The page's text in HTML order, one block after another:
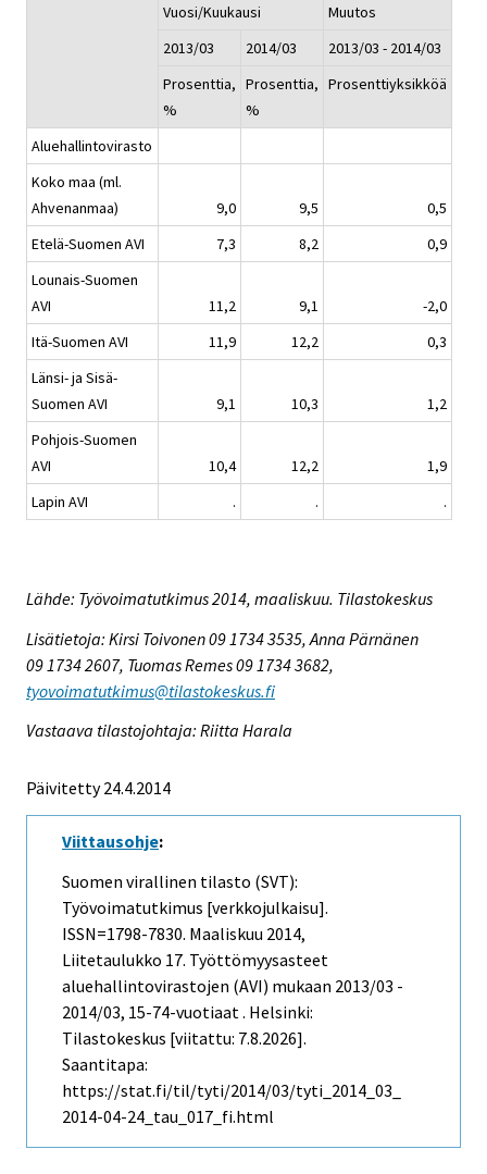
Vuosi/Kuukausi
Muutos
2013/03
2014/03
2013/03 - 2014/03
Prosenttia,
%
Prosenttia,
%
Prosenttiyksikköä
Aluehallintovirasto
Koko maa (ml.
Ahvenanmaa)
9,0 9,5
0,5
Etelä-Suomen AVI
7,3 8,2
0,9
Lounais-Suomen
AVI
11,2 9,1
-2,0
Itä-Suomen AVI
11,9 12,2
0,3
Länsi- ja Sisä-
Suomen AVI
9,1 10,3
1,2
Pohjois-Suomen
AVI
10,4 12,2
1,9
Lapin AVI
. . .
Lähde: Työvoimatutkimus 2014, maaliskuu. Tilastokeskus
Lisätietoja: Kirsi Toivonen 09 1734 3535, Anna Pärnänen
09 1734 2607, Tuomas Remes 09 1734 3682,
tyovoimatutkimus@tilastokeskus.fi
Vastaava tilastojohtaja: Riitta Harala
Päivitetty 24.4.2014
Viittausohje:
Suomen virallinen tilasto (SVT):
Työvoimatutkimus [verkkojulkaisu].
ISSN=1798-7830. Maaliskuu 2014,
Liitetaulukko 17. Työttömyysasteet
aluehallintovirastojen (AVI) mukaan 2013/03 -
2014/03, 15-74-vuotiaat . Helsinki:
Tilastokeskus [viitattu: 7.8.2026].
Saantitapa:
https://stat.fi/til/tyti/2014/03/tyti_2014_03_
2014-04-24_tau_017_fi.html